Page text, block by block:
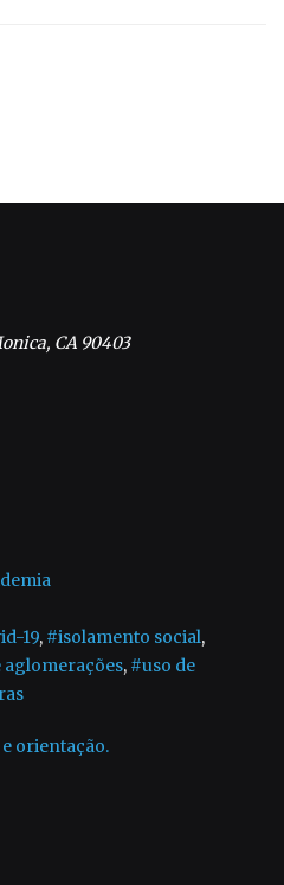
CA 90403
19, #isolamento social,
aglomerações, #uso de
orientação.